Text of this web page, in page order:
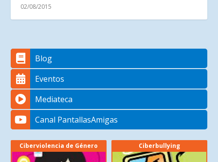
02/08/2015
Blog
Eventos
Mediateca
Canal PantallasAmigas
Ciberviolencia de Género Ciberbullying